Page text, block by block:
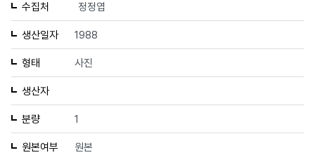
수집처 정정엽
생산일자 1988
형태 사진
생산자
분량 1
원본여부 원본